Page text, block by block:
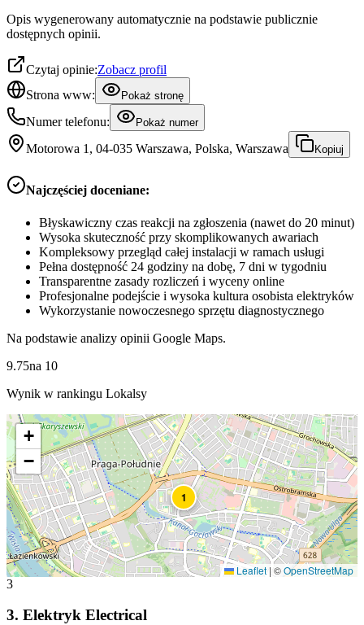
Opis wygenerowany automatycznie na podstawie publicznie
dostępnych opinii.
Czytaj opinie:Zobacz profil
Strona www:
Pokaż stronę
Numer telefonu: Pokaż numer
Motorowa 1, 04-035 Warszawa, Polska, Warszawa Kopiuj
Najczęściej doceniane:
Błyskawiczny czas reakcji na zgłoszenia (nawet do 20 minut)
Wysoka skuteczność przy skomplikowanych awariach
Kompleksowy przegląd całej instalacji w ramach usługi
Pełna dostępność 24 godziny na dobę, 7 dni w tygodniu
Transparentne zasady rozliczeń i wyceny online
Profesjonalne podejście i wysoka kultura osobista elektryków
Wykorzystanie nowoczesnego sprzętu diagnostycznego
Na podstawie analizy opinii Google Maps.
9.75na 10
Wynik w rankingu Lokalsy
1
+
−
Leaflet | ©OpenStreetMap
3
3. Elektryk Electrical